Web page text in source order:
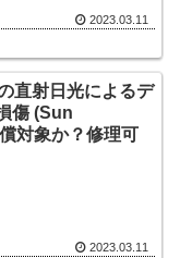
2023.03.11
直射日光によるデ
傷 (Sun
対象か？修理可
2023.03.11